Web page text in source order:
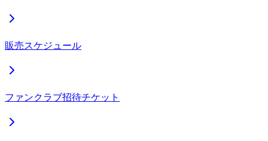
販売スケジュール
ファンクラブ招待チケット